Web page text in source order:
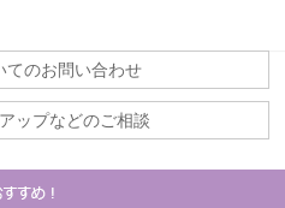
てのお問い合わせ
ップなどのご相談